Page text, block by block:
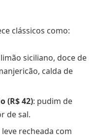
clássicos como:
siciliano, doce de
calda de
(R$ 42): pudim de
de sal.
leve recheada com